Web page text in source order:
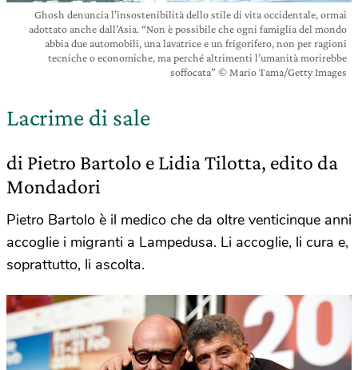
Ghosh denuncia l’insostenibilità dello stile di vita occidentale, ormai
adottato anche dall’Asia. “Non è possibile che ogni famiglia del mondo
abbia due automobili, una lavatrice e un frigorifero, non per ragioni
tecniche o economiche, ma perché altrimenti l’umanità morirebbe
soffocata” © Mario Tama/Getty Images
Lacrime di sale
di Pietro Bartolo e Lidia Tilotta, edito da
Mondadori
Pietro Bartolo è il medico che da oltre venticinque anni
accoglie i migranti a Lampedusa. Li accoglie, li cura e,
soprattutto, li ascolta.